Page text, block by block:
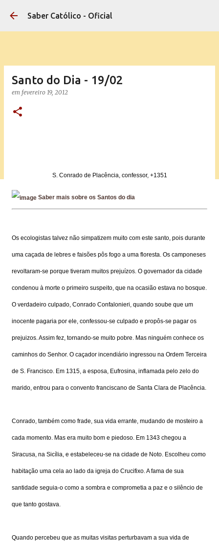
Pular para o conteúdo principal
Saber Católico - Oficial
Santo do Dia - 19/02
em fevereiro 19, 2012
S. Conrado de Placência, confessor, +1351
Saber mais sobre os Santos do dia
Os ecologistas talvez não simpatizem muito com este santo, pois durante
uma caçada de lebres e faisões pôs fogo a uma floresta. Os camponeses
revoltaram-se porque tiveram muitos prejuízos. O governador da cidade
condenou à morte o primeiro suspeito, que na ocasião estava no bosque.
O verdadeiro culpado, Conrado Confalonieri, quando soube que um
inocente pagaria por ele, confessou-se culpado e propôs-se pagar os
prejuizos. Assim fez, tornando-se muito pobre. Mas ninguém conhece os
caminhos do Senhor. O caçador incendiário ingressou na Ordem Terceira
de S. Francisco. Em 1315, a esposa, Eufrosina, inflamada pelo zelo do
marido, entrou para o convento franciscano de Santa Clara de Placência.
Conrado, também como frade, sua vida errante, mudando de mosteiro a
cada momento. Mas era muito bom e piedoso. Em 1343 chegou a
Siracusa, na Sicília, e estabeleceu-se na cidade de Noto. Escolheu como
habitação uma cela ao lado da igreja do Crucifixo. A fama de sua
santidade seguia-o como a sombra e comprometia a paz e o silêncio de
que tanto gostava.
Quando percebeu que as muitas visitas perturbavam a sua vida de